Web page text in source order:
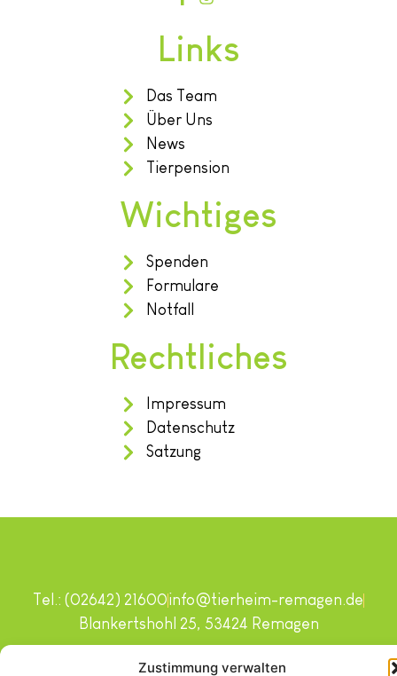
Zustimmung verwalten
Links
Das Team
Über Uns
News
Tierpension
Wichtiges
Spenden
Formulare
Notfall
Rechtliches
Impressum
Datenschutz
Satzung
Copyright © 2024. Alle Rechte vorbehalten.
Tel.: (02642) 21600info@tierheim-remagen.de
Blankertshohl 25, 53424 Remagen